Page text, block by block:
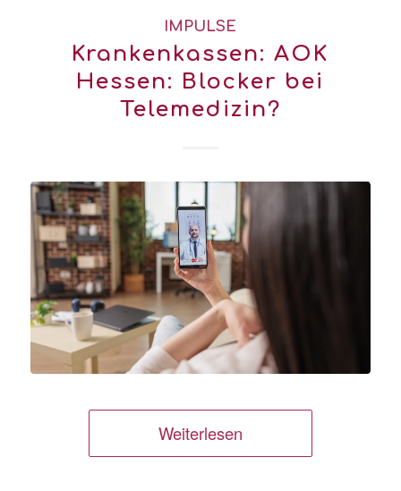
IMPULSE
Krankenkassen: AOK
Hessen: Blocker bei
Telemedizin?
Weiterlesen